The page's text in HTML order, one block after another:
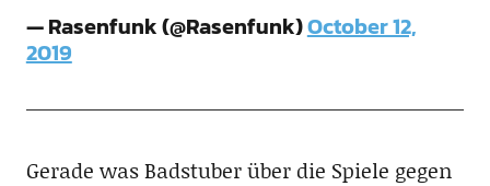
— Rasenfunk (@Rasenfunk)October 12,
2019
Gerade was Badstuber über die Spiele gegen